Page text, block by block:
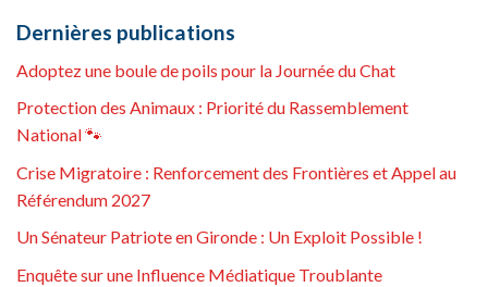
Dernières publications
Adoptez une boule de poils pour la Journée du Chat
Protection des Animaux : Priorité du Rassemblement
National 🐾
Crise Migratoire : Renforcement des Frontières et Appel au
Référendum 2027
Un Sénateur Patriote en Gironde : Un Exploit Possible !
Enquête sur une Influence Médiatique Troublante